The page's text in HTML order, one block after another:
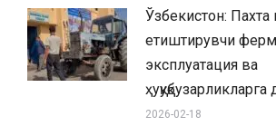
Ўзбекистон: Пахта
етиштирувчи
эксплуатация ва
2026-02-18